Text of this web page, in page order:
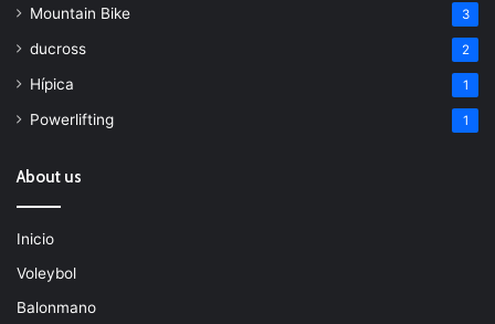
Mountain Bike 3
ducross 2
Hípica 1
Powerlifting 1
About us
Inicio
Voleybol
Balonmano